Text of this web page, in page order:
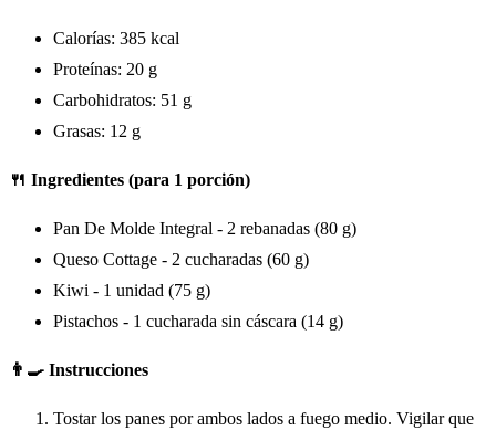
Calorías: 385 kcal
Proteínas: 20 g
Carbohidratos: 51 g
Grasas: 12 g
🍴 Ingredientes (para 1 porción)
Pan De Molde Integral - 2 rebanadas (80 g)
Queso Cottage - 2 cucharadas (60 g)
Kiwi - 1 unidad (75 g)
Pistachos - 1 cucharada sin cáscara (14 g)
👨‍🍳 Instrucciones
Tostar los panes por ambos lados a fuego medio. Vigilar que